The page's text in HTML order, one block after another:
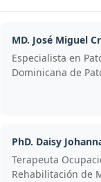
MD. José Miguel
Especialista en
Dominicana de
PhD. Daisy
Terapeuta
Rehabilitación de